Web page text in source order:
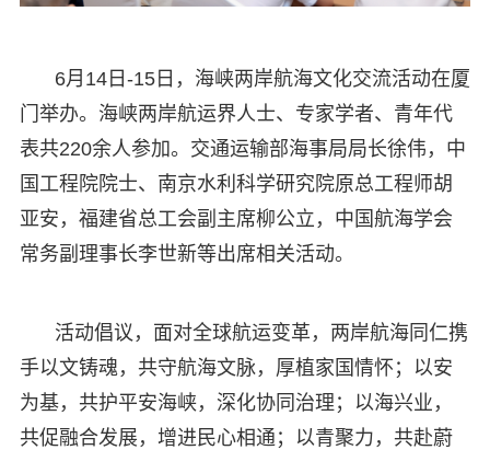
6月14日-15日，海峡两岸航海文化交流活动在厦
门举办。海峡两岸航运界人士、专家学者、青年代
表共220余人参加。交通运输部海事局局长徐伟，中
国工程院院士、南京水利科学研究院原总工程师胡
亚安，福建省总工会副主席柳公立，中国航海学会
常务副理事长李世新等出席相关活动。
活动倡议，面对全球航运变革，两岸航海同仁携
手以文铸魂，共守航海文脉，厚植家国情怀；以安
为基，共护平安海峡，深化协同治理；以海兴业，
共促融合发展，增进民心相通；以青聚力，共赴蔚